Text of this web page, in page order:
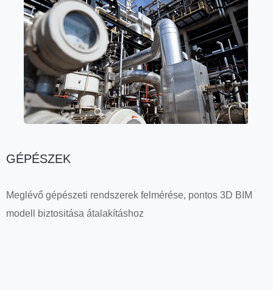
GÉPÉSZEK
Meglévő gépészeti rendszerek felmérése, pontos 3D BIM
modell biztositása átalakításhoz